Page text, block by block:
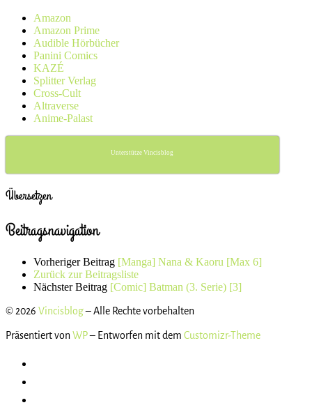
Amazon
Amazon Prime
Audible Hörbücher
Panini Comics
KAZÉ
Splitter Verlag
Cross-Cult
Altraverse
Anime-Palast
Unterstütze Vincisblog
Übersetzen
Beitragsnavigation
Vorheriger Beitrag [Manga] Nana & Kaoru [Max 6]
Zurück zur Beitragsliste
Nächster Beitrag [Comic] Batman (3. Serie) [3]
© 2026 Vincisblog– Alle Rechte vorbehalten
Präsentiert von WP– Entworfen mit dem Customizr-Theme